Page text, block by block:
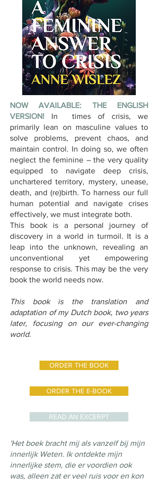
NOW AVAILABLE: THE ENGLISH
VERSION!
In times of crisis, we
primarily lean on masculine values to
solve problems, prevent chaos, and
maintain control. In doing so, we often
neglect the feminine – the very quality
equipped to navigate deep crisis,
unchartered territory, mystery, unease,
death, and (re)birth. To harness our full
human potential and navigate crises
effectively, we must integrate both.
This book is a personal journey of
discovery in a world in turmoil. It is a
leap into the unknown, revealing an
unconventional yet empowering
response to crisis. This may be the very
book the world needs now.
This book is the translation and
adaptation of my Dutch book, two years
later, focusing on our ever-changing
world.
ORDER THE BOOK
ORDER THE E-BOOK
READ AN EXCERPT
'Het boek bracht mij als vanzelf bij mijn
innerlijk Weten. Ik ontdekte mijn
innerlijke stem, die er voordien ook
was, alleen zat er veel ruis voor en kon